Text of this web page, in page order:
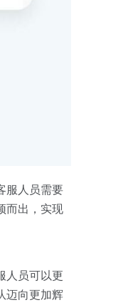
服人员需要
而出，实现
人员可以更
迈向更加辉